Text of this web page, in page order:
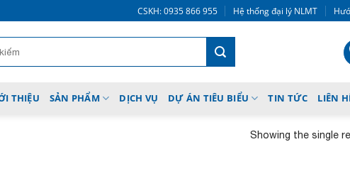
CSKH: 0935 866 955 Hệ thống đại lý NLMT
THIỆU SẢN PHẨM DỊCH VỤ DỰ ÁN TIÊU BIỂU TIN TỨC LIÊN
Showing the single